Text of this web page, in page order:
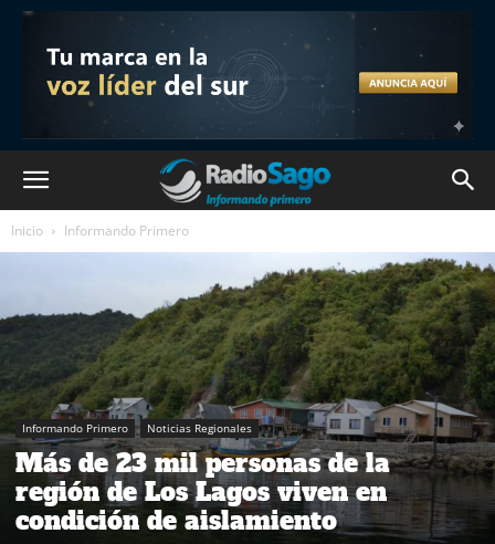
Inicio Informando Primero
Informando Primero Noticias Regionales
Más de 23 mil personas de la
región de Los Lagos viven en
condición de aislamiento